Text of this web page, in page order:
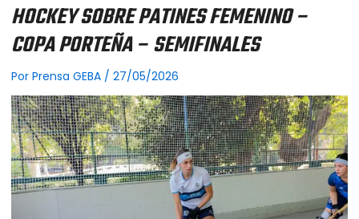
HOCKEY SOBRE PATINES FEMENINO –
COPA PORTEÑA – SEMIFINALES
Por Prensa GEBA / 27/05/2026